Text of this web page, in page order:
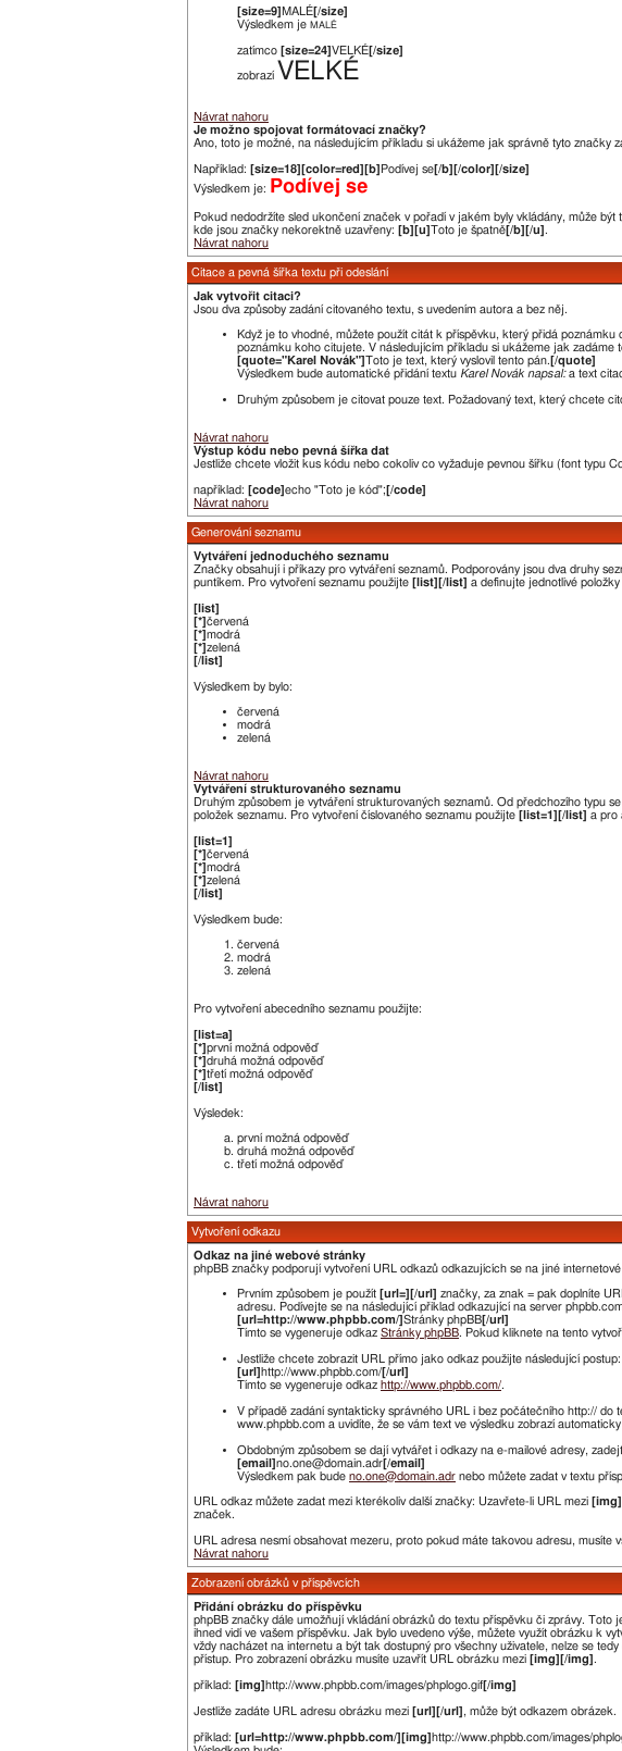
[size=9] MALÉ[/size]
Výsledkem je MALÉ
zatímco [size=24]VELKÉ[/size]
zobrazí VELKÉ
Návrat nahoru
Je možno spojovat formátovací značky?
Ano, toto je možné, na následujícím příkladu si ukážeme jak správně tyto značky
Například: [size=18][color=red][b] Podívej se[/b][/color][/size]
Výsledkem je:
Podívej se
Pokud nedodržíte sled ukončení značek v pořadí v jakém byly vkládány, může
kde jsou značky nekorektně uzavřeny: [b][u]Toto je špatně[/b][/u] .
Návrat nahoru
Citace a pevná šířka textu při odeslání
Jak vytvořit citaci?
Jsou dva způsoby zadání citovaného textu, s uvedením autora a bez něj.
Když je to vhodné, můžete použít citát k příspěvku, který přidá
poznámku koho citujete. V následujícím příkladu si ukážeme jak zadáme
[quote="Karel Novák"]Toto je text, který vyslovil tento pán. [/quote]
Výsledkem bude automatické přidání textu Karel Novák napsal:a text
Druhým způsobem je citovat pouze text. Požadovaný text, který chcete
Návrat nahoru
Výstup kódu nebo pevná šířka dat
Jestliže chcete vložit kus kódu nebo cokoliv co vyžaduje pevnou šířku (font typu
například: [code]echo "Toto je kód"; [/code]
Návrat nahoru
Generování seznamu
Vytváření jednoduchého seznamu
Značky obsahují i příkazy pro vytváření seznamů. Podporovány jsou dva druhy
puntíkem. Pro vytvoření seznamu použijte [list][/list] a definujte jednotlivé
[list]
[*]červená
[*]modrá
[*]zelená
[/list]
Výsledkem by bylo:
červená
modrá
zelená
Návrat nahoru
Vytváření strukturovaného seznamu
Druhým způsobem je vytváření strukturovaných seznamů. Od předchozího typu
položek seznamu. Pro vytvoření číslovaného seznamu použijte [list=1][/list] a pro
[list=1]
[*]červená
[*]modrá
[*]zelená
[/list]
Výsledkem bude:
červená
modrá
zelená
Pro vytvoření abecedního seznamu použijte:
[list=a]
[*]první možná odpověď
[*]druhá možná odpověď
[*]třetí možná odpověď
[/list]
Výsledek:
první možná odpověď
druhá možná odpověď
třetí možná odpověď
Návrat nahoru
Vytvoření odkazu
Odkaz na jiné webové stránky
phpBB značky podporují vytvoření URL odkazů odkazujících se na jiné
Prvním způsobem je použít [url=][/url] značky, za znak = pak doplníte
adresu. Podívejte se na následující přiklad odkazující na server
[url=http://www.phpbb.com/]Stránky phpBB[/url]
Tímto se vygeneruje odkaz Stránky phpBB. Pokud kliknete na tento
Jestliže chcete zobrazit URL přímo jako odkaz použijte následující postup:
[url] http://www.phpbb.com/[/url]
Tímto se vygeneruje odkaz http://www.phpbb.com/.
V případě zadání syntakticky správného URL i bez počátečního http://
www.phpbb.com a uvidíte, že se vám text ve výsledku zobrazí
Obdobným způsobem se dají vytvářet i odkazy na e-mailové adresy,
[email]no.one@domain.adr[/email]
Výsledkem pak bude no.one@domain.adr nebo můžete zadat v textu
URL odkaz můžete zadat mezi kterékoliv další značky: Uzavřete-li URL mezi
značek.
URL adresa nesmí obsahovat mezeru, proto pokud máte takovou adresu, musíte
Návrat nahoru
Zobrazení obrázků v příspěvcích
Přidání obrázku do příspěvku
phpBB značky dále umožňují vkládání obrázků do textu příspěvku či zprávy.
ihned vidí ve vašem příspěvku. Jak bylo uvedeno výše, můžete využít obrázku k
vždy nacházet na internetu a být tak dostupný pro všechny uživatele, nelze se
přístup. Pro zobrazení obrázku musíte uzavřít URL obrázku mezi [img][/img] .
příklad: [img] http://www.phpbb.com/images/phplogo.gif[/img]
Jestliže zadáte URL adresu obrázku mezi [url][/url] , může být odkazem obrázek.
příklad: [url=http://www.phpbb.com/][img] http://www.phpbb.com/images/